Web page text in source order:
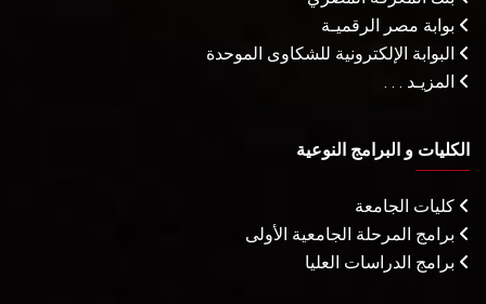
بوابة مصر الرقميـة
البوابة الإلكترونية للشكاوى الموحدة
المزيـد . . .
الكليات و البرامج النوعية
كليات الجامعة
برامج المرحلة الجامعية الأولى
برامج الدراسات العليا